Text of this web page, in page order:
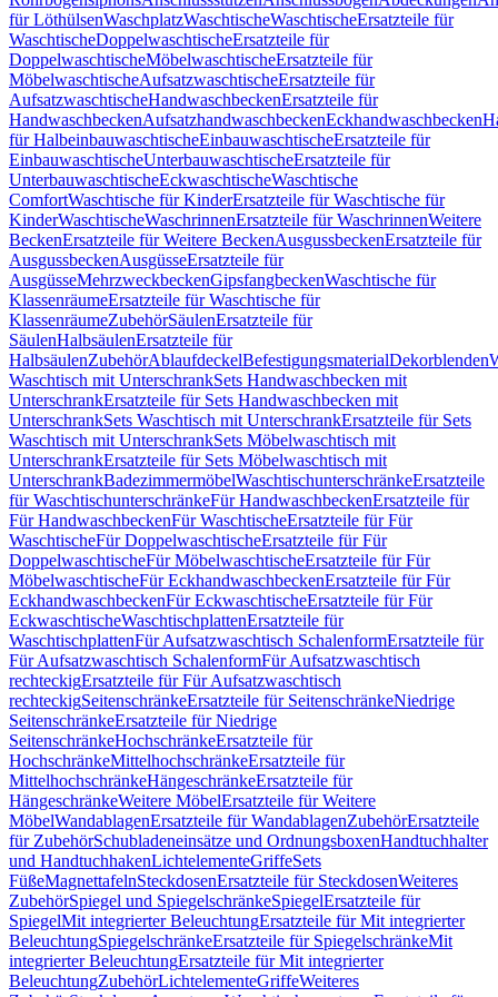
für LöthülsenWaschplatzWaschtischeWaschtischeErsatzteile für
WaschtischeDoppelwaschtischeErsatzteile für
DoppelwaschtischeMöbelwaschtischeErsatzteile für
MöbelwaschtischeAufsatzwaschtischeErsatzteile für
AufsatzwaschtischeHandwaschbeckenErsatzteile für
HandwaschbeckenAufsatzhandwaschbeckenEckhandwaschbecken
für HalbeinbauwaschtischeEinbauwaschtischeErsatzteile für
EinbauwaschtischeUnterbauwaschtischeErsatzteile für
UnterbauwaschtischeEckwaschtischeWaschtische
ComfortWaschtische für KinderErsatzteile für Waschtische für
KinderWaschtischeWaschrinnenErsatzteile für WaschrinnenWeitere
BeckenErsatzteile für Weitere BeckenAusgussbeckenErsatzteile für
AusgussbeckenAusgüsseErsatzteile für
AusgüsseMehrzweckbeckenGipsfangbeckenWaschtische für
KlassenräumeErsatzteile für Waschtische für
KlassenräumeZubehörSäulenErsatzteile für
SäulenHalbsäulenErsatzteile für
HalbsäulenZubehörAblaufdeckelBefestigungsmaterialDekorblenden
Waschtisch mit UnterschrankSets Handwaschbecken mit
UnterschrankErsatzteile für Sets Handwaschbecken mit
UnterschrankSets Waschtisch mit UnterschrankErsatzteile für Sets
Waschtisch mit UnterschrankSets Möbelwaschtisch mit
UnterschrankErsatzteile für Sets Möbelwaschtisch mit
UnterschrankBadezimmermöbelWaschtischunterschränkeErsatzteile
für WaschtischunterschränkeFür HandwaschbeckenErsatzteile für
Für HandwaschbeckenFür WaschtischeErsatzteile für Für
WaschtischeFür DoppelwaschtischeErsatzteile für Für
DoppelwaschtischeFür MöbelwaschtischeErsatzteile für Für
MöbelwaschtischeFür EckhandwaschbeckenErsatzteile für Für
EckhandwaschbeckenFür EckwaschtischeErsatzteile für Für
EckwaschtischeWaschtischplattenErsatzteile für
WaschtischplattenFür Aufsatzwaschtisch SchalenformErsatzteile für
Für Aufsatzwaschtisch SchalenformFür Aufsatzwaschtisch
rechteckigErsatzteile für Für Aufsatzwaschtisch
rechteckigSeitenschränkeErsatzteile für SeitenschränkeNiedrige
SeitenschränkeErsatzteile für Niedrige
SeitenschränkeHochschränkeErsatzteile für
HochschränkeMittelhochschränkeErsatzteile für
MittelhochschränkeHängeschränkeErsatzteile für
HängeschränkeWeitere MöbelErsatzteile für Weitere
MöbelWandablagenErsatzteile für WandablagenZubehörErsatzteile
für ZubehörSchubladeneinsätze und OrdnungsboxenHandtuchhalter
und HandtuchhakenLichtelementeGriffeSets
FüßeMagnettafelnSteckdosenErsatzteile für SteckdosenWeiteres
ZubehörSpiegel und SpiegelschränkeSpiegelErsatzteile für
SpiegelMit integrierter BeleuchtungErsatzteile für Mit integrierter
BeleuchtungSpiegelschränkeErsatzteile für SpiegelschränkeMit
integrierter BeleuchtungErsatzteile für Mit integrierter
BeleuchtungZubehörLichtelementeGriffeWeiteres